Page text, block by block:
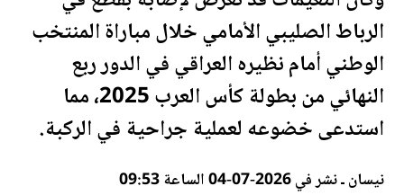
الرباط الصليبي الأمامي خلال مباراة المنتخب
الوطني أمام نظيرهالعراقي في الدور ربع
النهائي من بطولة كأس العرب 2025، مما
استدعى خضوعه لعملية جراحية في الركبة.
نيسان ـ نشر في 2026-07-04 الساعة 09:53